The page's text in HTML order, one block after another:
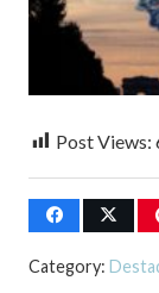
Post Views:
Category: